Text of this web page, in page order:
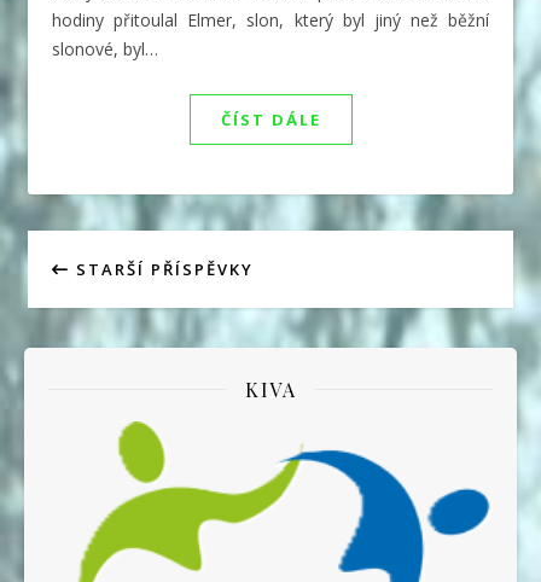
hodiny přitoulal Elmer, slon, který byl jiný než běžní
slonové, byl…
ČÍST DÁLE
STARŠÍ PŘÍSPĚVKY
KIVA